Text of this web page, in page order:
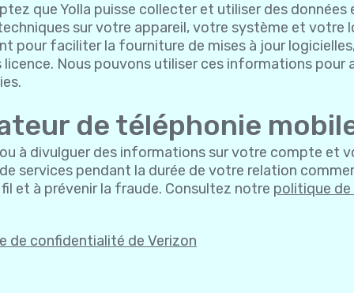
que Yolla puisse collecter et utiliser des
sur votre appareil, votre système et votre
pour faciliter la fourniture de mises à jour
licence. Nous pouvons utiliser ces informations
de téléphonie
à divulguer des informations sur votre compte et
services pendant la durée de votre relation
et à prévenir la fraude. Consultez notre politique
de confidentialité de Verizon